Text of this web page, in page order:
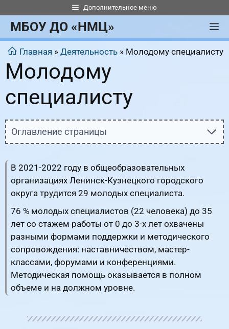
к
содержимому
Дополнительное меню
МБОУ ДО «НМЦ»
Главная »Деятельность » Молодому специалисту
Молодому
специалисту
Оглавление страницы
В 2021-2022 году в общеобразовательных
организациях Ленинск-Кузнецкого городского
округа трудится 29 молодых специалиста.
76 % молодых специалистов (22 человека) до 35
лет со стажем работы от 0 до 3-х лет охвачены
разными формами поддержки и методического
сопровождения: наставничеством, мастер-
классами, форумами и конференциями.
Методическая помощь оказывается в полном
объеме и на должном уровне.